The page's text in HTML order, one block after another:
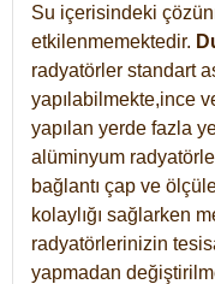
Su içerisindeki
etkilenmemektedir.
radyatörler standart
yapılabilmekte,ince
yapılan yerde fazla
alüminyum
bağlantı çap ve
kolaylığı sağlarken
radyatörlerinizin
yapmadan